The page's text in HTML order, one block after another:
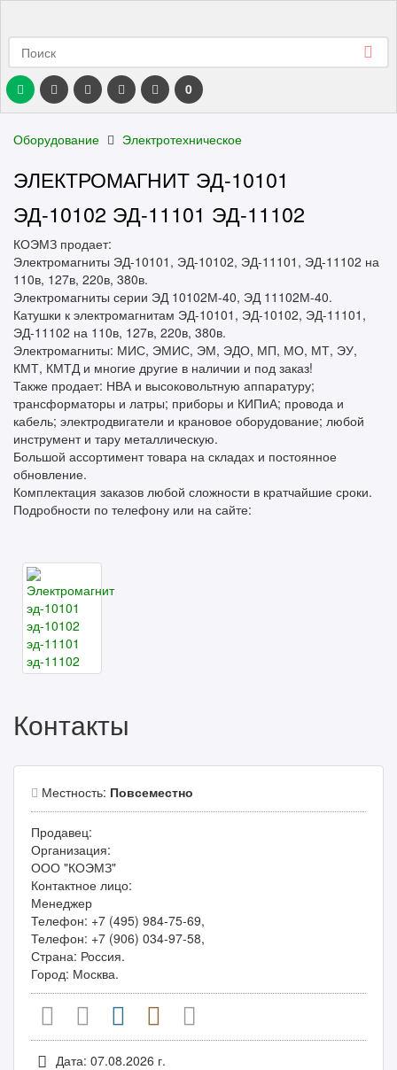
0
Оборудование Электротехническое
ЭЛЕКТРОМАГНИТ ЭД-10101
ЭД-10102 ЭД-11101 ЭД-11102
КОЭМЗ продает:
Электромагниты ЭД-10101, ЭД-10102, ЭД-11101, ЭД-11102 на
110в, 127в, 220в, 380в.
Электромагниты серии ЭД 10102М-40, ЭД 11102М-40.
Катушки к электромагнитам ЭД-10101, ЭД-10102, ЭД-11101,
ЭД-11102 на 110в, 127в, 220в, 380в.
Электромагниты: МИС, ЭМИС, ЭМ, ЭДО, МП, МО, МТ, ЭУ,
КМТ, КМТД и многие другие в наличии и под заказ!
Также продает: НВА и высоковольтную аппаратуру;
трансформаторы и латры; приборы и КИПиА; провода и
кабель; электродвигатели и крановое оборудование; любой
инструмент и тару металлическую.
Большой ассортимент товара на складах и постоянное
обновление.
Комплектация заказов любой сложности в кратчайшие сроки.
Подробности по телефону или на сайте:
Контакты
Местность: Повсеместно
Продавец:
Организация:
ООО "КОЭМЗ"
Контактное лицо:
Менеджер
Телефон: +7 (495) 984-75-69,
Телефон: +7 (906) 034-97-58,
Страна: Россия.
Город: Москва.
Дата: 07.08.2026 г.